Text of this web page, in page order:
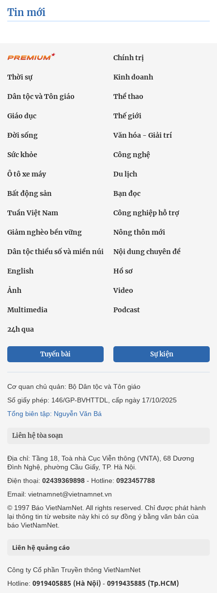
Tin mới
Chính trị
Thời sự Kinh doanh
Dân tộc và Tôn giáo Thể thao
Giáo dục Thế giới
Đời sống Văn hóa - Giải trí
Sức khỏe Công nghệ
Ô tô xe máy Du lịch
Bất động sản Bạn đọc
Tuần Việt Nam Công nghiệp hỗ trợ
Giảm nghèo bền vững Nông thôn mới
Dân tộc thiểu số và miền núi Nội dung chuyên đề
English Hồ sơ
Ảnh Video
Multimedia Podcast
24h qua
Tuyến bài Sự kiện
Cơ quan chủ quản: Bộ Dân tộc và Tôn giáo
Số giấy phép: 146/GP-BVHTTDL, cấp ngày 17/10/2025
Tổng biên tập: Nguyễn Văn Bá
Liên hệ tòa soạn
Địa chỉ: Tầng 18, Toà nhà Cục Viễn thông (VNTA), 68 Dương
Đình Nghệ, phường Cầu Giấy, TP. Hà Nội.
Điện thoại: 02439369898 - Hotline: 0923457788
Email: vietnamnet@vietnamnet.vn
© 1997 Báo VietNamNet. All rights reserved. Chỉ được phát hành
lại thông tin từ website này khi có sự đồng ý bằng văn bản của
báo VietNamNet.
Liên hệ quảng cáo
Công ty Cổ phần Truyền thông VietNamNet
Hotline: 0919405885 (Hà Nội) - 0919435885 (Tp.HCM)